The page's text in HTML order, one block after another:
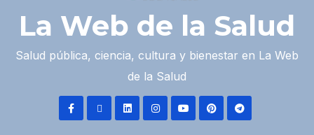
La Web de la Salud
Salud pública, ciencia, cultura y bienestar en La Web
de la Salud